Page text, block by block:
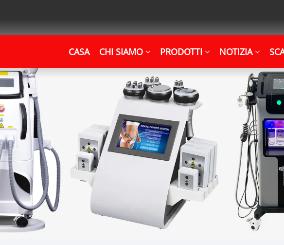
CASA CHI SIAMO PRODOTTI NOTIZIA